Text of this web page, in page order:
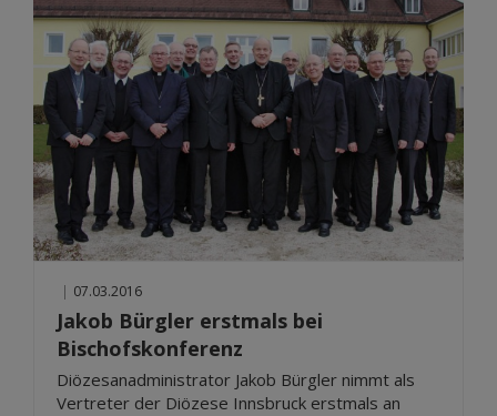
| 07.03.2016
Jakob Bürgler erstmals bei
Bischofskonferenz
Diözesanadministrator Jakob Bürgler nimmt als
Vertreter der Diözese Innsbruck erstmals an